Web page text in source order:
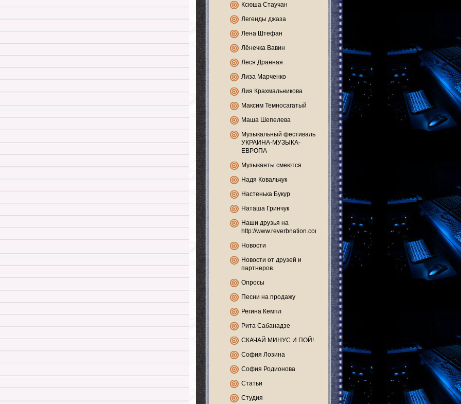
Ксюша Стаучан
Легенды джаза
Лена Штефан
Лёнечка Вавин
Леся Дранная
Лиза Марченко
Лия Крахмальникова
Максим Темносагатый
Маша Шепелева
Музыкальный фестиваль
УКРАИНА-МУЗЫКА-
ЕВРОПА
Музыканты смеются
Надя Ковальчук
Настенька Букур
Наташа Гринчук
Наши друзья на
http://www.reverbnation.com
Новости
Новости от друзей и
партнеров.
Опросы
Песни на продажу
Регина Кемпл
Рита Сабанадзе
СКАЧАЙ МИНУС И ПОЙ!
София Лозина
София Родионова
Статьи
Студия